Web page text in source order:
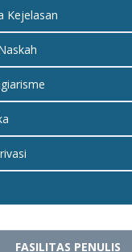
Kejelasan
FASILITAS PENULIS